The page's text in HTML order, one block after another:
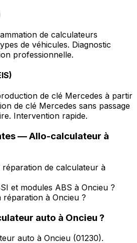
de calculateurs
de véhicules. Diagnostic
professionnelle.
de clé Mercedes à partir
de clé Mercedes sans passage
Intervention rapide.
—Allo-calculateur à
de calculateur à
et modules ABS à Oncieu ?
à Oncieu ?
auto à Oncieu ?
auto à Oncieu (01230).